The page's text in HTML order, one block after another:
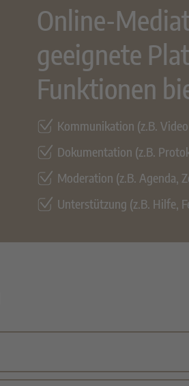
Online-
geeignete
Funktionen
Kommunikation (z.B.
Dokumentation (z.B.
Moderation (z.B. Agenda,
Unterstützung (z.B. Hilfe,